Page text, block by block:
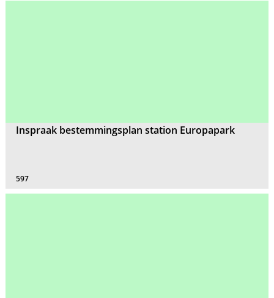
Inspraak bestemmingsplan station Europapark
597